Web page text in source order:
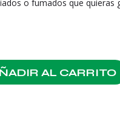
o fumados que quieras
AL CARRITO